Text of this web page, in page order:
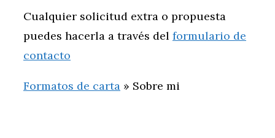
Cualquier solicitud extra o propuesta
puedes hacerla a través del formulario de
contacto
Formatos de carta » Sobre mi